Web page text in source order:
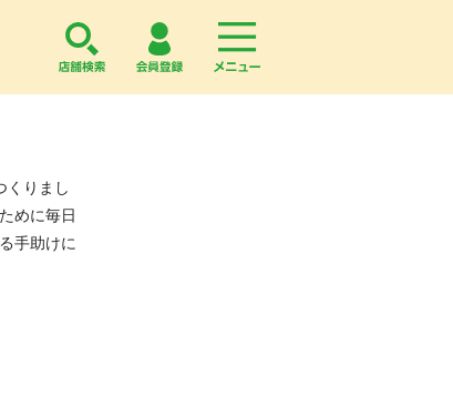
くりまし
めに毎日
手助けに